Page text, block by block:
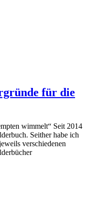
für die
wimmelt“ Seit 2014
Seither habe ich
verschiedenen